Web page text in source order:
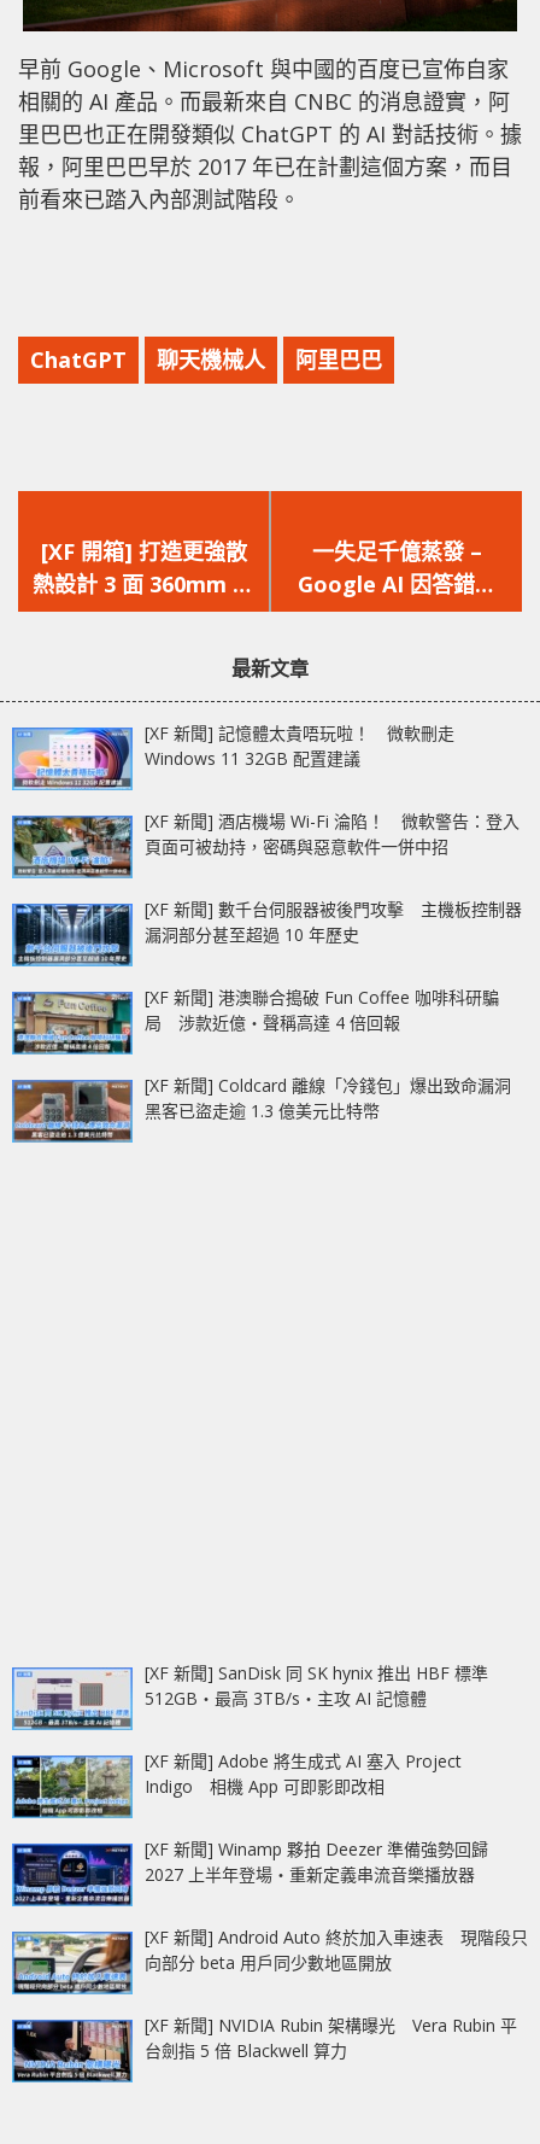
早前 Google、Microsoft 與中國的百度已宣佈自家
相關的 AI 產品。而最新來自 CNBC 的消息證實，阿
里巴巴也正在開發類似 ChatGPT 的 AI 對話技術。據
報，阿里巴巴早於 2017 年已在計劃這個方案，而目
前看來已踏入內部測試階段。
ChatGPT 聊天機械人 阿里巴巴
一
篇
文
[XF 開箱] 打造更強散
熱設計 3 面 360mm 冷
排‧10 風扇‧雙玻璃
一
篇
文
一失足千億蒸發 –
Google AI 因答錯問
題，使母公司股價大跌
最新文章
[XF 新聞] 記憶體太貴唔玩啦！ 微軟刪走
Windows 11 32GB 配置建議
[XF 新聞] 酒店機場 Wi-Fi 淪陷！ 微軟警告：登入
頁面可被劫持，密碼與惡意軟件一併中招
[XF 新聞] 數千台伺服器被後門攻擊 主機板控制器
漏洞部分甚至超過 10 年歷史
[XF 新聞] 港澳聯合搗破 Fun Coffee 咖啡科研騙
局 涉款近億‧聲稱高達 4 倍回報
[XF 新聞] Coldcard 離線「冷錢包」爆出致命漏洞
黑客已盜走逾 1.3 億美元比特幣
[XF 新聞] SanDisk 同 SK hynix 推出 HBF 標準
512GB‧最高 3TB/s‧主攻 AI 記憶體
[XF 新聞] Adobe 將生成式 AI 塞入 Project
Indigo 相機 App 可即影即改相
[XF 新聞] Winamp 夥拍 Deezer 準備強勢回歸
2027 上半年登場‧重新定義串流音樂播放器
[XF 新聞] Android Auto 終於加入車速表 現階段只
向部分 beta 用戶同少數地區開放
[XF 新聞] NVIDIA Rubin 架構曝光 Vera Rubin 平
台劍指 5 倍 Blackwell 算力